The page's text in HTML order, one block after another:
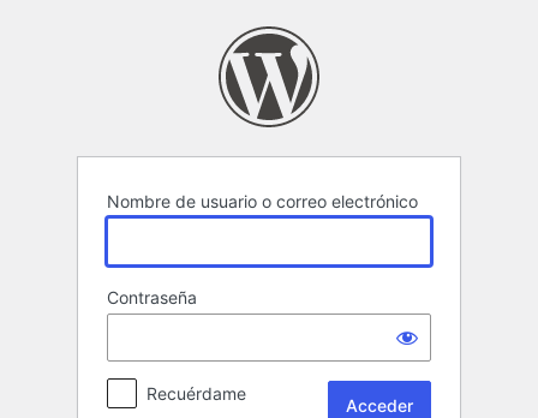
Nombre de usuario o correo electrónico
Contraseña
Recuérdame